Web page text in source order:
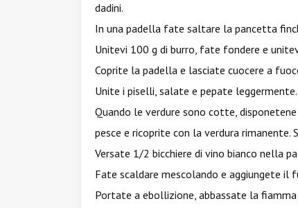
dadini.
In una padella fate saltare la pancetta
Unitevi 100 g di burro, fate fondere e
Coprite la padella e lasciate cuocere a
Unite i piselli, salate e pepate leggermente.
Quando le verdure sono cotte,
pesce e ricoprite con la verdura rimanente.
Versate 1/2 bicchiere di vino bianco nella
Fate scaldare mescolando e aggiungete
Portate a ebollizione, abbassate la